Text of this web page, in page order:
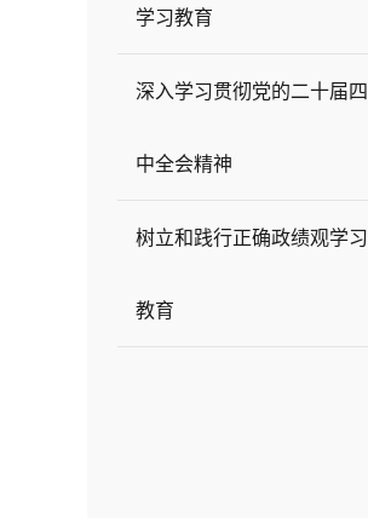
学习教育
深入学习贯彻党的二十届四
中全会精神
树立和践行正确政绩观学习
教育